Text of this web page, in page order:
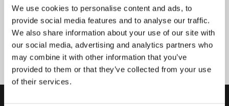
We use cookies to personalise content and ads, to
provide social media features and to analyse our traffic.
We also share information about your use of our site with
our social media, advertising and analytics partners who
may combine it with other information that you’ve
provided to them or that they’ve collected from your use
of their services.
Aanmelden